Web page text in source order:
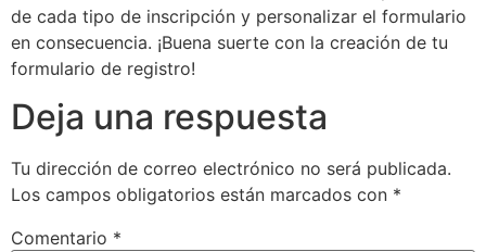
de cada tipo de inscripción y personalizar el formulario
en consecuencia. ¡Buena suerte con la creación de tu
formulario de registro!
Deja una respuesta
Tu dirección de correo electrónico no será publicada.
Los campos obligatorios están marcados con *
Comentario *